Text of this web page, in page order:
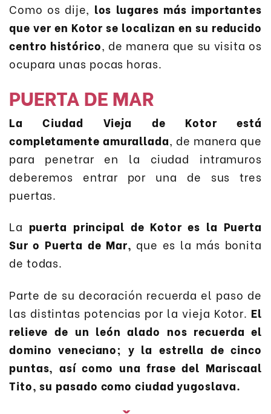
Como os dije, los lugares más importantes
que ver en Kotor se localizan en su reducido
centro histórico, de manera que su visita os
ocupara unas pocas horas.
PUERTA DE MAR
La Ciudad Vieja de Kotor está
completamente amurallada, de manera que
para penetrar en la ciudad intramuros
deberemos entrar por una de sus tres
puertas.
La puerta principal de Kotor es la Puerta
Sur o Puerta de Mar, que es la más bonita
de todas.
Parte de su decoración recuerda el paso de
las distintas potencias por la vieja Kotor. El
relieve de un león alado nos recuerda el
domino veneciano; y la estrella de cinco
puntas, así como una frase del Mariscaal
Tito, su pasado como ciudad yugoslava.